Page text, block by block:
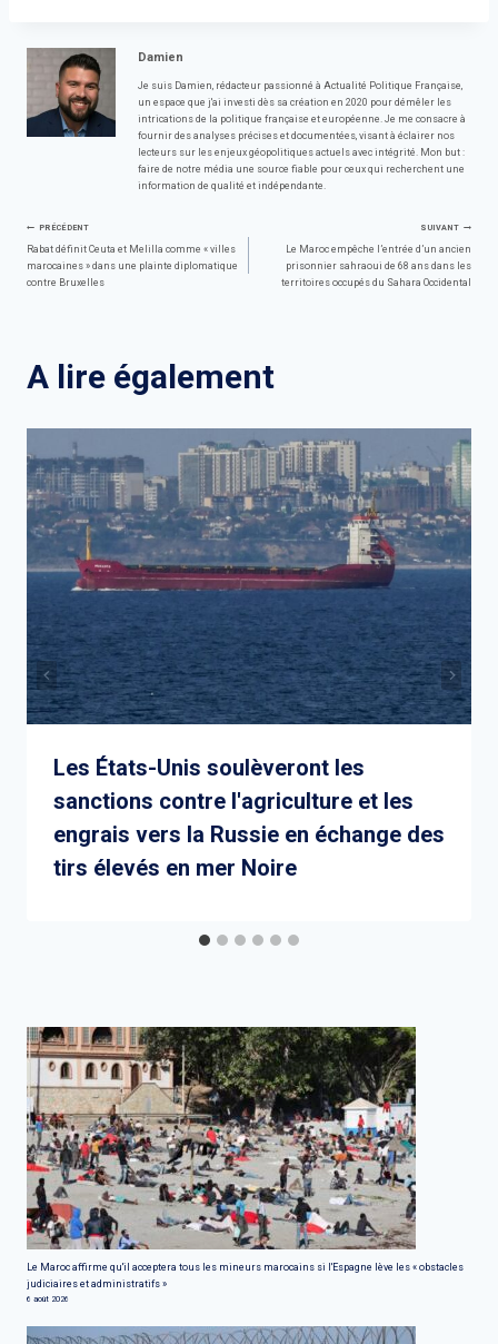
Damien
Je suis Damien, rédacteur passionné à Actualité Politique Française,
un espace que j'ai investi dès sa création en 2020 pour démêler les
intrications de la politique française et européenne. Je me consacre à
fournir des analyses précises et documentées, visant à éclairer nos
lecteurs sur les enjeux géopolitiques actuels avec intégrité. Mon but :
faire de notre média une source fiable pour ceux qui recherchent une
information de qualité et indépendante.
Navigation
de
PRÉCÉDENT
Rabat définit Ceuta et Melilla comme « villes
marocaines » dans une plainte diplomatique
contre Bruxelles
SUIVANT
Le Maroc empêche l’entrée d’un ancien
prisonnier sahraoui de 68 ans dans les
territoires occupés du Sahara Occidental
A lire également
Les États-Unis soulèveront les
sanctions contre l'agriculture et les
engrais vers la Russie en échange des
tirs élevés en mer Noire
Le Maroc affirme qu'il acceptera tous les mineurs marocains si l'Espagne lève les « obstacles
judiciaires et administratifs »
6 août 2026